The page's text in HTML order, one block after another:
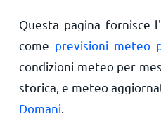
Questa pagina fornisce
come previsioni meteo
condizioni meteo per
storica, e meteo
Domani